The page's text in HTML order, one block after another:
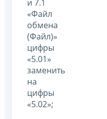
и 7.1
«Файл
обмена
(Файл)»
цифры
«5.01»
заменить
на
цифры
«5.02»;